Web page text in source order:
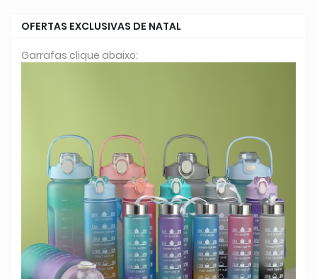
OFERTAS EXCLUSIVAS DE NATAL
Garrafas clique abaixo: